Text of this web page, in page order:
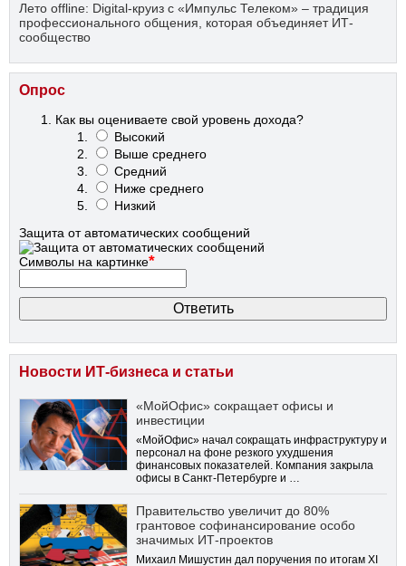
Лето offline: Digital-круиз с «Импульс Телеком» – традиция
профессионального общения, которая объединяет ИТ-
сообщество
Опрос
Как вы оцениваете свой уровень дохода?
Высокий
Выше среднего
Средний
Ниже среднего
Низкий
Защита от автоматических сообщений
Символы на картинке*
Новости ИТ-бизнеса и статьи
«МойОфис» сокращает офисы и
инвестиции
«МойОфис» начал сокращать инфраструктуру и
персонал на фоне резкого ухудшения
финансовых показателей. Компания закрыла
офисы в Санкт-Петербурге и …
Правительство увеличит до 80%
грантовое софинансирование особо
значимых ИТ-проектов
Михаил Мишустин дал поручения по итогам XI